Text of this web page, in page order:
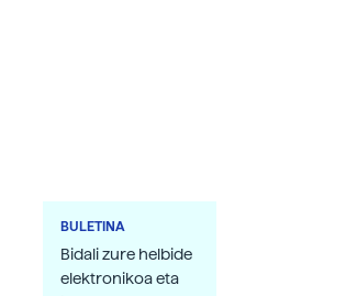
BULETINA
Bidali zure helbide
elektronikoa eta